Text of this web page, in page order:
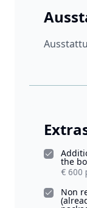
the
€ 600
Non